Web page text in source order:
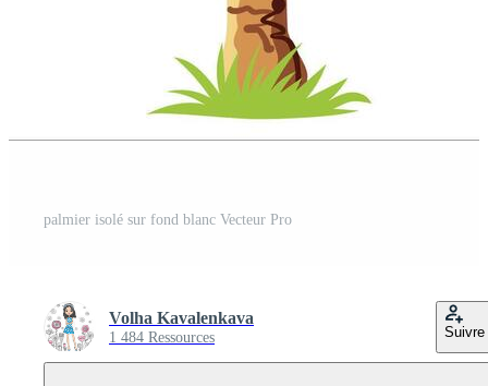
palmier isolé sur fond blanc Vecteur Pro
Volha Kavalenkava
1 484 Ressources Suivre